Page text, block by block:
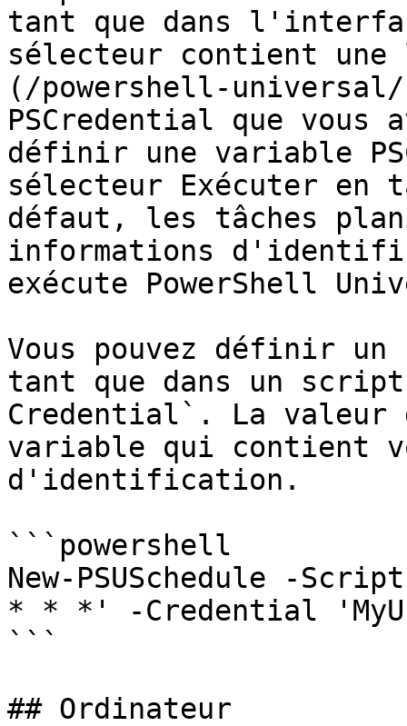
tant que dans
sélecteur contient
(/powershell-
PSCredential que vous
définir une variable
sélecteur Exécuter
défaut, les tâches
informations
exécute PowerShell
Vous pouvez définir
tant que dans un
Credential`. La
variable qui contient
d'identification.
```powershell
New-PSUSchedule -
* * *' -Credential
```
## Ordinateur